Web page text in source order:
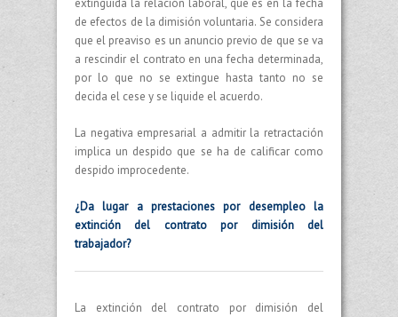
de efectos de la dimisión voluntaria. Se considera
que el preaviso es un anuncio previo de que se va
a rescindir el contrato en una fecha determinada,
por lo que no se extingue hasta tanto no se
decida el cese y se liquide el acuerdo.
La negativa empresarial a admitir la retractación
implica un despido que se ha de calificar como
despido improcedente.
¿Da lugar a prestaciones por desempleo la
extinción del contrato por dimisión del
trabajador?
La extinción del contrato por dimisión del